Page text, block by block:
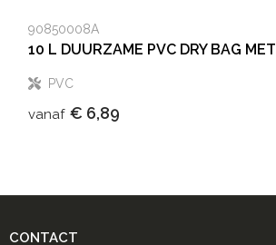
90850008A
10 L DUURZAME PVC DRY BAG
PVC
vanaf € 6,89
CONTACT